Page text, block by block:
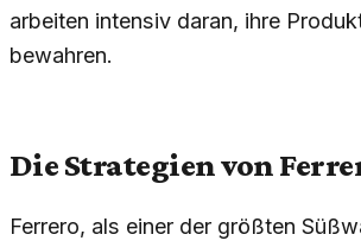
arbeiten intensiv daran, ihre
bewahren.
Die Strategien von
Ferrero, als einer der größten